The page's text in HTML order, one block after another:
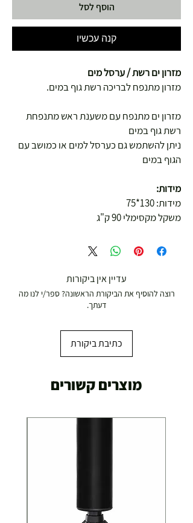
הוסף לסל
קנה עכשיו
מזרון ים רשת / ערסל מים
מזרון מתנפח לבריכה רשת גוף במים.
מזרון ים מתנפח עם משענת ראש מתנפחת
רשת גוף במים
ניתן להשתמש גם כערסל למים או כמושב עם
הגוף במים
מידות:
מידות: 130*75
משקל מקסימלי 90 ק"ג
עדיין אין ביקורות
רוצה להוסיף את הביקורת הראשונה? ספר/י לנו מה
דעתך.
כתיבת ביקורת
מוצרים קשורים